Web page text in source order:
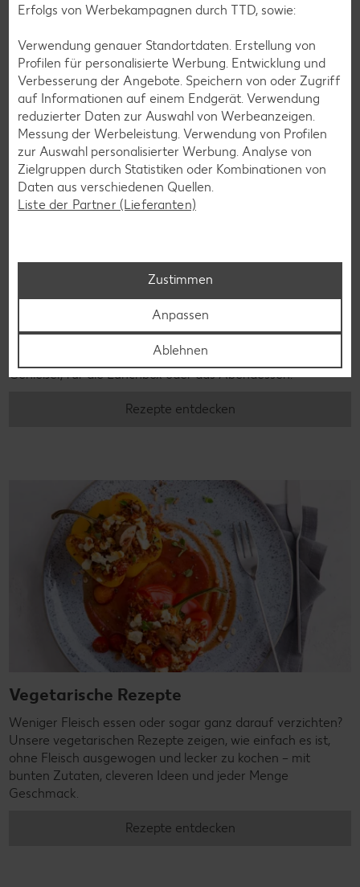
Rezepte entdecken
Laktoseintoleranz muss dich kulinarisch nicht ausbremsen,
denn es geht auch ohne. Unsere laktosefreien Rezepte
bringen Vielfalt auf den Tisch – für große und kleine
Genießer, für die Lunchbox oder das Abendessen.
Rezepte entdecken
Vegetarische Rezepte
Weniger Fleisch essen oder sogar ganz darauf verzichten?
Unsere vegetarischen Rezepte zeigen, wie einfach es ist,
ohne Fleisch ausgewogen und lecker zu kochen – mit
bunten Zutaten, cleveren Ideen und jeder Menge
Geschmack.
Rezepte entdecken
Erfolgs von Werbekampagnen durch TTD, sowie:
Verwendung genauer Standortdaten. Erstellung von
Profilen für personalisierte Werbung. Entwicklung und
Verbesserung der Angebote. Speichern von oder Zugriff
auf Informationen auf einem Endgerät. Verwendung
reduzierter Daten zur Auswahl von Werbeanzeigen.
Messung der Werbeleistung. Verwendung von Profilen
zur Auswahl personalisierter Werbung. Analyse von
Zielgruppen durch Statistiken oder Kombinationen von
Daten aus verschiedenen Quellen.
Liste der Partner (Lieferanten)
Zustimmen
Anpassen
Ablehnen